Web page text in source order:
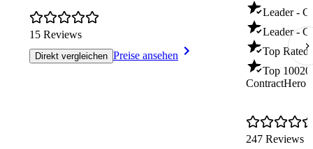
15 Reviews
Direkt vergleichen Preise ansehen
Leader -
Leader -
Top Rated
Top 100
ContractHero
247 Reviews